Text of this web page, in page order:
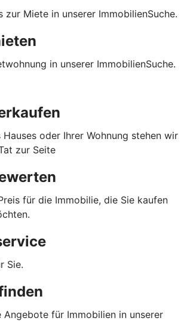
zur Miete in unserer ImmobilienSuche.
in unserer ImmobilienSuche.
Hauses oder Ihrer Wohnung stehen wir
zur Seite
für die Immobilie, die Sie kaufen
Sie.
Angebote für Immobilien in unserer